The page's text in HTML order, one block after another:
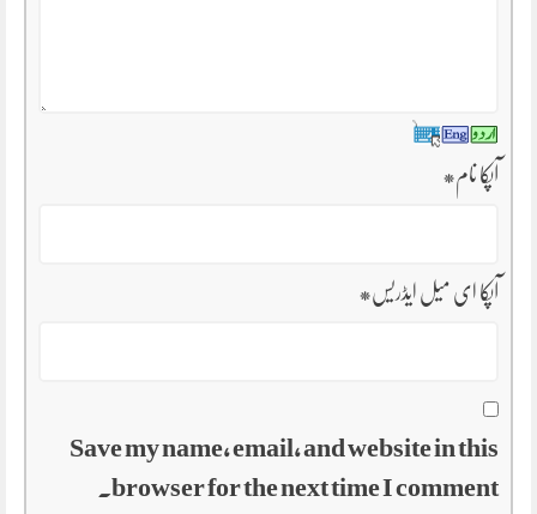
آپکا نام*
آپکا ای میل ایڈریس*
Save my name, email, and website in this
browser for the next time I comment.